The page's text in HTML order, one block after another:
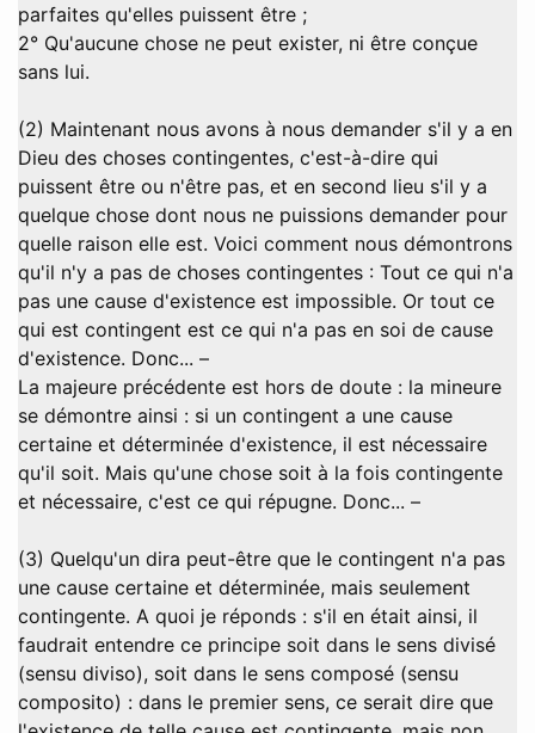
parfaites qu'elles puissent être ;
2° Qu'aucune chose ne peut exister, ni être conçue
sans lui.
(2) Maintenant nous avons à nous demander s'il y a en
Dieu des choses contingentes, c'est-à-dire qui
puissent être ou n'être pas, et en second lieu s'il y a
quelque chose dont nous ne puissions demander pour
quelle raison elle est. Voici comment nous démontrons
qu'il n'y a pas de choses contingentes : Tout ce qui n'a
pas une cause d'existence est impossible. Or tout ce
qui est contingent est ce qui n'a pas en soi de cause
d'existence. Donc... –
La majeure précédente est hors de doute : la mineure
se démontre ainsi : si un contingent a une cause
certaine et déterminée d'existence, il est nécessaire
qu'il soit. Mais qu'une chose soit à la fois contingente
et nécessaire, c'est ce qui répugne. Donc... –
(3) Quelqu'un dira peut-être que le contingent n'a pas
une cause certaine et déterminée, mais seulement
contingente. A quoi je réponds : s'il en était ainsi, il
faudrait entendre ce principe soit dans le sens divisé
(sensu diviso), soit dans le sens composé (sensu
composito) : dans le premier sens, ce serait dire que